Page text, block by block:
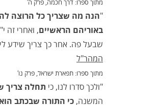
מתוך ספרו: דרך חכמה, פרק ה′
"הנה מה שצריך כל הרוצה
באוריהם הראשיים, ואחרי זה
שבעל פה. אחר כך צריך שידע
המהר"ל
מתוך ספרו: תפארת ישראל, פרק נו′
"ולכך סדרו לנו, כי תחלה צריך
המשנה, כי התורה שבכתב